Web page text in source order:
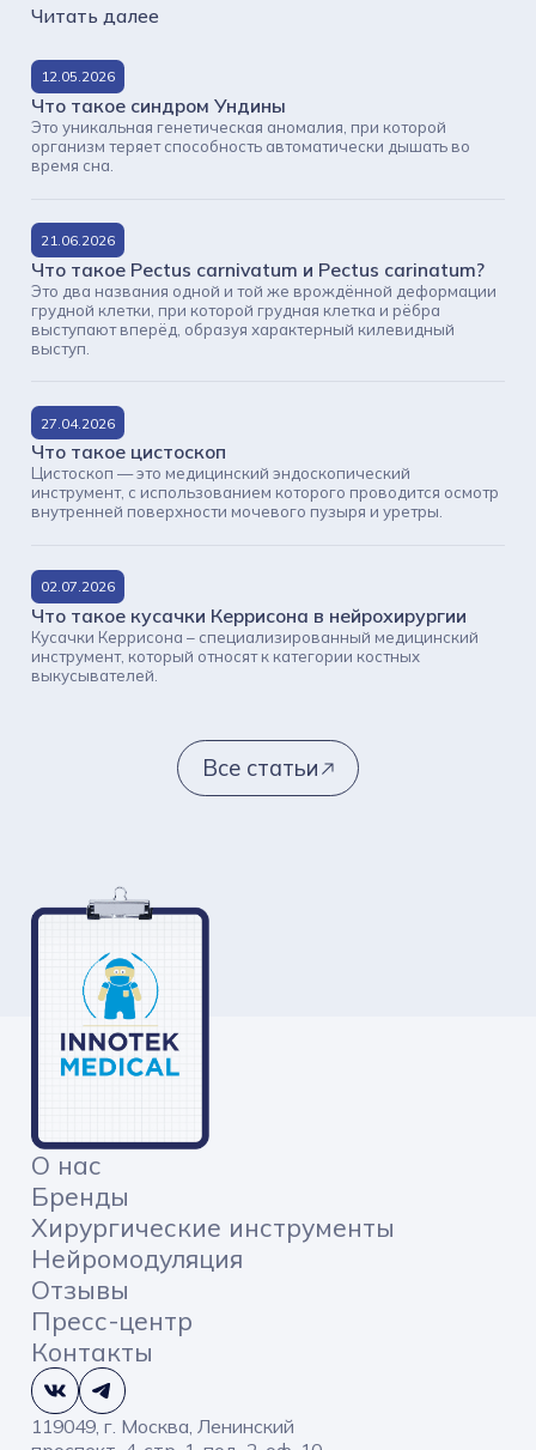
Читать далее
12.05.2026
Что такое синдром Ундины
Это уникальная генетическая аномалия, при которой
организм теряет способность автоматически дышать во
время сна.
21.06.2026
Что такое Pectus carnivatum и Pectus carinatum?
Это два названия одной и той же врождённой деформации
грудной клетки, при которой грудная клетка и рёбра
выступают вперёд, образуя характерный килевидный
выступ.
27.04.2026
Что такое цистоскоп
Цистоскоп — это медицинский эндоскопический
инструмент, с использованием которого проводится осмотр
внутренней поверхности мочевого пузыря и уретры.
02.07.2026
Что такое кусачки Керрисона в нейрохирургии
Кусачки Керрисона – специализированный медицинский
инструмент, который относят к категории костных
выкусывателей.
Все статьи
О нас
Бренды
Хирургические инструменты
Нейромодуляция
Отзывы
Пресс-центр
Контакты
119049, г. Москва, Ленинский